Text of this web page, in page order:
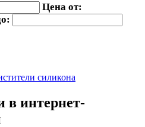
Цена от:
силикона
в интернет-